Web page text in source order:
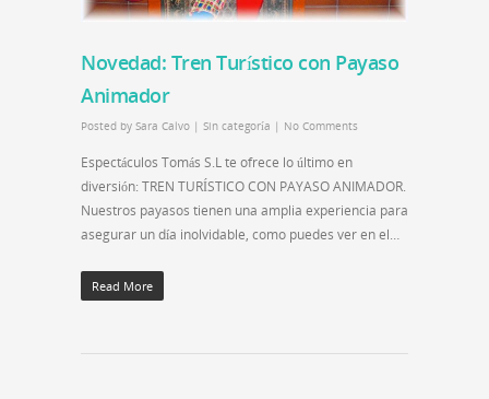
Novedad: Tren Turístico con Payaso
Animador
Posted by Sara Calvo | Sin categoría | No Comments
Espectáculos Tomás S.L te ofrece lo último en
diversión: TREN TURÍSTICO CON PAYASO ANIMADOR.
Nuestros payasos tienen una amplia experiencia para
asegurar un día inolvidable, como puedes ver en el…
Read More